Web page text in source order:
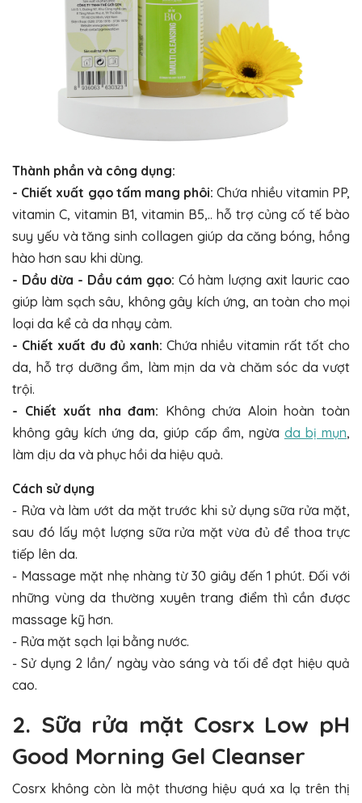
Thành phần và công dụng:
- Chiết xuất gạo tấm mang phôi: Chứa nhiều vitamin PP,
vitamin C, vitamin B1, vitamin B5,.. hỗ trợ củng cố tế bào
suy yếu và tăng sinh collagen giúp da căng bóng, hồng
hào hơn sau khi dùng.
- Dầu dừa - Dầu cám gạo: Có hàm lượng axit lauric cao
giúp làm sạch sâu, không gây kích ứng, an toàn cho mọi
loại da kể cả da nhạy cảm.
- Chiết xuất đu đủ xanh: Chứa nhiều vitamin rất tốt cho
da, hỗ trợ dưỡng ẩm, làm mịn da và chăm sóc da vượt
trội.
- Chiết xuất nha đam: Không chứa Aloin hoàn toàn
không gây kích ứng da, giúp cấp ẩm, ngừa da bị mụn,
làm dịu da và phục hồi da hiệu quả.
Cách sử dụng
- Rửa và làm ướt da mặt trước khi sử dụng sữa rửa mặt,
sau đó lấy một lượng sữa rửa mặt vừa đủ để thoa trực
tiếp lên da.
- Massage mặt nhẹ nhàng từ 30 giây đến 1 phút. Đối với
những vùng da thường xuyên trang điểm thì cần được
massage kỹ hơn.
- Rửa mặt sạch lại bằng nước.
- Sử dụng 2 lần/ ngày vào sáng và tối để đạt hiệu quả
cao.
2. Sữa rửa mặt Cosrx Low pH
Good Morning Gel Cleanser
Cosrx không còn là một thương hiệu quá xa lạ trên thị